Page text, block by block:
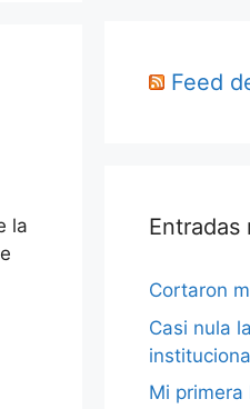
la
Feed
Entradas
Cortaron
Casi nula
Mi primera